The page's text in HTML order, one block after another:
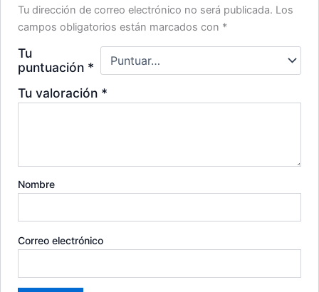
Tu dirección de correo electrónico no será publicada. Los
campos obligatorios están marcados con *
Tu
puntuación *
Tu valoración *
Nombre
Correo electrónico